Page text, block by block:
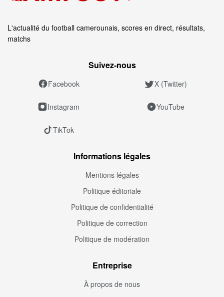
L'actualité du football camerounais, scores en direct, résultats,
matchs
Suivez‑nous
Facebook X (Twitter)
Instagram YouTube
TikTok
Informations légales
Mentions légales
Politique éditoriale
Politique de confidentialité
Politique de correction
Politique de modération
Entreprise
À propos de nous